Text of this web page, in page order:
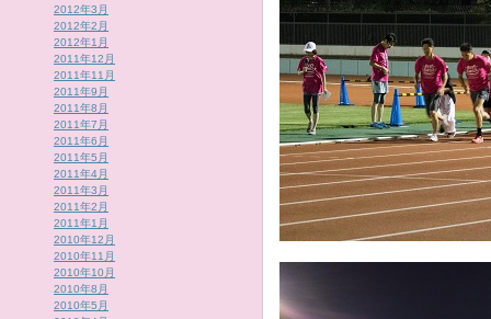
2012年3月
2012年2月
2012年1月
2011年12月
2011年11月
2011年9月
2011年8月
2011年7月
2011年6月
2011年5月
2011年4月
2011年3月
2011年2月
2011年1月
2010年12月
2010年11月
2010年10月
2010年8月
2010年5月